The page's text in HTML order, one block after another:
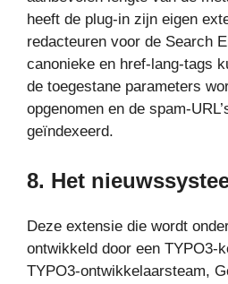
heeft de plug-in zijn eigen
redacteuren voor de Search
canonieke en href-lang-tags
de toegestane parameters
opgenomen en de spam-
geïndexeerd.
8. Het
Deze extensie die wordt
ontwikkeld door een TYPO3-
TYPO3-ontwikkelaarsteam,